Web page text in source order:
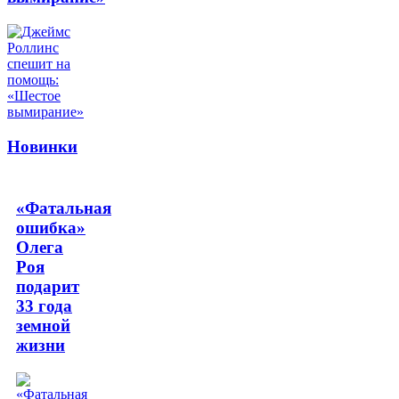
Новинки
«Фатальная
ошибка»
Олега
Роя
подарит
33 года
земной
жизни